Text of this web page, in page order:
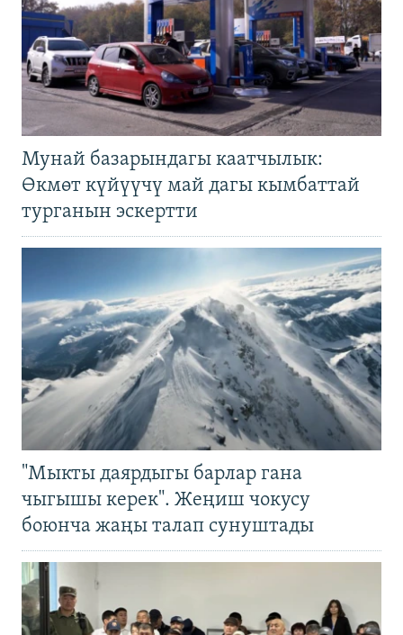
Мунай базарындагы каатчылык:
Өкмөт күйүүчү май дагы кымбаттай
турганын эскертти
"Мыкты даярдыгы барлар гана
чыгышы керек". Жеңиш чокусу
боюнча жаңы талап сунуштады